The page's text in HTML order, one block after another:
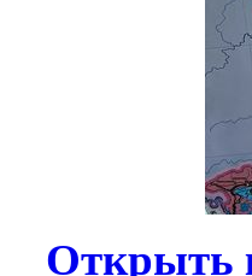
Открыть